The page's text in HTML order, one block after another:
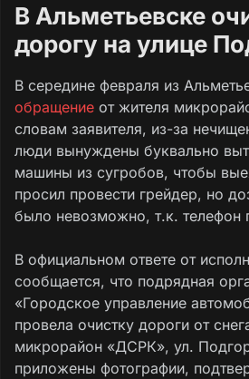
В Альметьевске
дорогу на улице
В середине февраля из
обращение от жителя
словам заявителя, из-за
люди вынуждены буквально
машины из сугробов, чтобы
просил провести грейдер, но
было невозможно, т.к. телефон
В официальном ответе от
сообщается, что подрядная
«Городское управление
провела очистку дороги от
микрорайон «ДСРК», ул.
приложены фотографии,